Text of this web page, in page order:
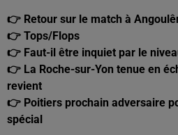
👉 Retour sur le match à
👉 Tops/Flops
👉 Faut-il être inquiet par le
👉 La Roche-sur-Yon tenue en
revient
👉 Poitiers prochain adversaire
spécial